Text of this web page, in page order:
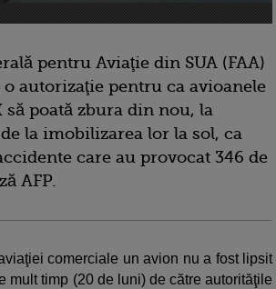
pentru Aviaţie din SUA (FAA)
autorizaţie pentru ca avioanele
să poată zbura din nou, la
la imobilizarea lor la sol, ca
care au provocat 346 de
AFP.
comerciale un avion nu a fost lipsit
mult timp (20 de luni) de către autorităţile